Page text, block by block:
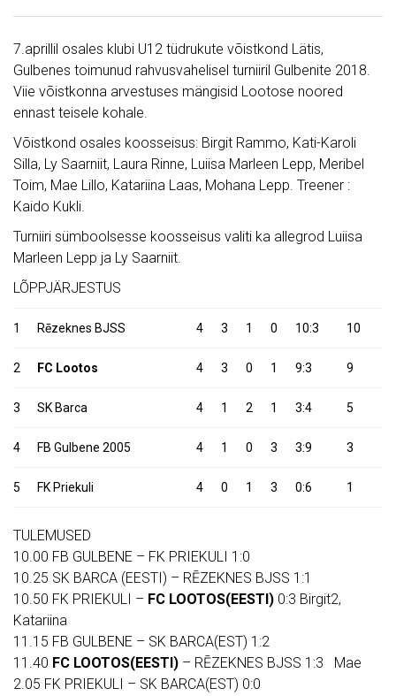
7.aprillil osales klubi U12 tüdrukute võistkond Lätis,
Gulbenes toimunud rahvusvahelisel turniiril Gulbenite 2018.
Viie võistkonna arvestuses mängisid Lootose noored
ennast teisele kohale.
Võistkond osales koosseisus: Birgit Rammo, Kati-Karoli
Silla, Ly Saarniit, Laura Rinne, Luiisa Marleen Lepp, Meribel
Toim, Mae Lillo, Katariina Laas, Mohana Lepp. Treener :
Kaido Kukli.
Turniiri sümboolsesse koosseisus valiti ka allegrod Luiisa
Marleen Lepp ja Ly Saarniit.
LÕPPJÄRJESTUS
1 Rēzeknes BJSS 4 3 1 0 10:3 10
2 FC Lootos 4 3 0 1 9:3 9
3 SK Barca 4 1 2 1 3:4 5
4 FB Gulbene 2005 4 1 0 3 3:9 3
5 FK Priekuli 4 0 1 3 0:6 1
TULEMUSED
10.00 FB GULBENE – FK PRIEKULI 1:0
10.25 SK BARCA (EESTI) – RĒZEKNES BJSS 1:1
10.50 FK PRIEKULI – FC LOOTOS(EESTI) 0:3 Birgit2,
Katariina
11.15 FB GULBENE – SK BARCA(EST) 1:2
11.40 FC LOOTOS(EESTI) – RĒZEKNES BJSS 1:3 Mae
2.05 FK PRIEKULI – SK BARCA(EST) 0:0